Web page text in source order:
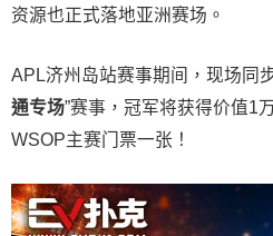
资源也正式落地亚洲赛场。
APL济州岛站赛事期间，现场同
通专场”赛事，冠军将获得价值1
WSOP主赛门票一张！